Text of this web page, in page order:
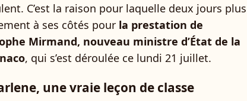
C’est la raison pour laquelle deux jours plus
à ses côtés pour la prestation de
Mirmand, nouveau ministre d’État de la
, qui s’est déroulée ce lundi 21 juillet.
une vraie leçon de classe